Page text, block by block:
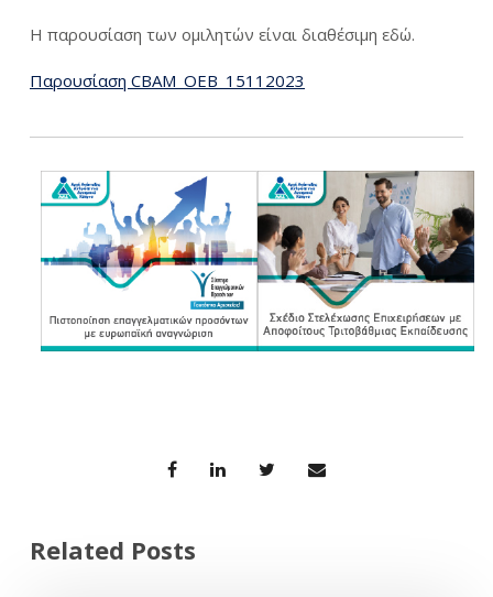
Η παρουσίαση των ομιλητών είναι διαθέσιμη εδώ.
Παρουσίαση CBAM_ΟΕΒ_15112023
Related Posts